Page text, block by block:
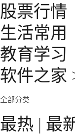
股票行情
生活常用
教育学习
软件之家
全部分类
最热 | 最